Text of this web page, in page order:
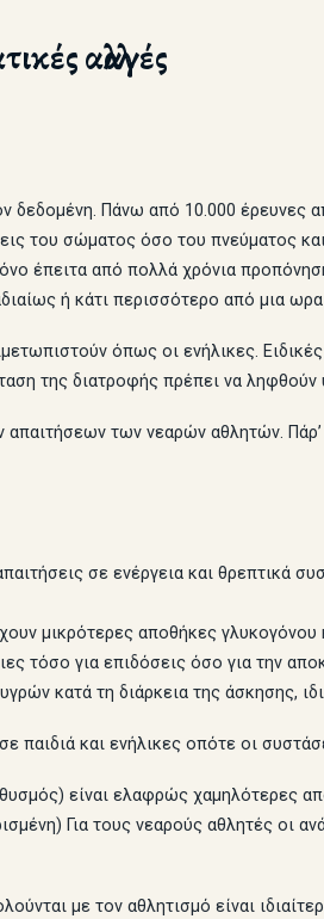
αλλαγές
δεδομένη. Πάνω από 10.000 έρευνες
του σώματος όσο του πνεύματος
έπειτα από πολλά χρόνια
ή κάτι περισσότερο από μια
όπως οι ενήλικες.
της διατροφής πρέπει να
απαιτήσεων των νεαρών αθλητών.
σε ενέργεια και θρεπτικά
μικρότερες αποθήκες γλυκογόνου
τόσο για επιδόσεις όσο για την
κατά τη διάρκεια της άσκησης,
και ενήλικες οπότε οι
είναι ελαφρώς χαμηλότερες
Για τους νεαρούς αθλητές οι
με τον αθλητισμό είναι